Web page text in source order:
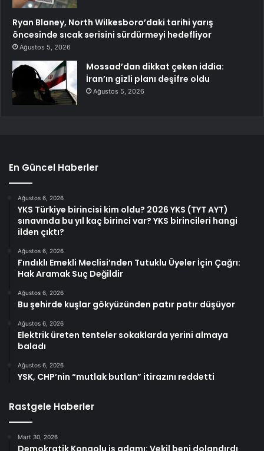
Ryan Blaney, North Wilkesboro’daki tarihi yarış
öncesinde sıcak serisini sürdürmeyi hedefliyor
Ağustos 5, 2026
Mossad’dan dikkat çeken iddia:
İran’ın gizli planı deşifre oldu
Ağustos 5, 2026
En Güncel Haberler
Ağustos 6, 2026
YKS Türkiye birincisi kim oldu? 2026 YKS (TYT AYT)
sınavında bu yıl kaç birinci var? YKS birincileri hangi
ilden çıktı?
Ağustos 6, 2026
Fındıklı Emekli Meclisi’nden Tutuklu Üyeler İçin Çağrı:
Hak Aramak Suç Değildir
Ağustos 6, 2026
Bu şehirde kuşlar gökyüzünden patır patır düşüyor
Ağustos 6, 2026
Elektrik üreten tenteler sokaklarda yerini almaya
baladı
Ağustos 6, 2026
YSK, CHP’nin “mutlak butlan” itirazını reddetti
Rastgele Haberler
Mart 30, 2026